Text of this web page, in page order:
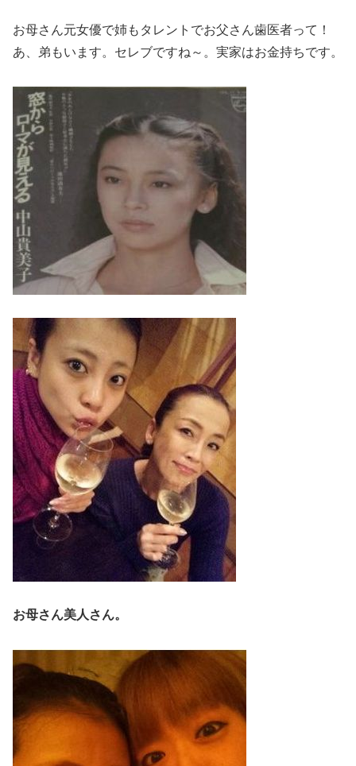
お母さん元女優で姉もタレントでお父さん歯医者って！
あ、弟もいます。セレブですね～。実家はお金持ちです。
お母さん美人さん。